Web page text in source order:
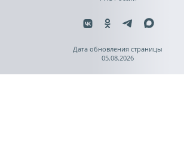
Дата обновления страницы
05.08.2026